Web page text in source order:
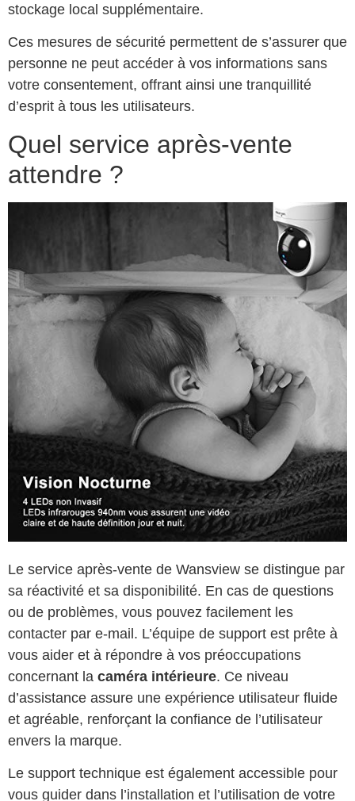
stockage local supplémentaire.
Ces mesures de sécurité permettent de s’assurer que
personne ne peut accéder à vos informations sans
votre consentement, offrant ainsi une tranquillité
d’esprit à tous les utilisateurs.
Quel service après-vente
attendre ?
Le service après-vente de Wansview se distingue par
sa réactivité et sa disponibilité. En cas de questions
ou de problèmes, vous pouvez facilement les
contacter par e-mail. L’équipe de support est prête à
vous aider et à répondre à vos préoccupations
concernant la caméra intérieure. Ce niveau
d’assistance assure une expérience utilisateur fluide
et agréable, renforçant la confiance de l’utilisateur
envers la marque.
Le support technique est également accessible pour
vous guider dans l’installation et l’utilisation de votre